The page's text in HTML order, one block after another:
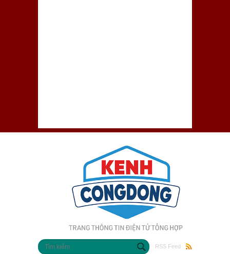
RSS Feed
Biểu mẫu tìm kiếm
Tìm kiếm